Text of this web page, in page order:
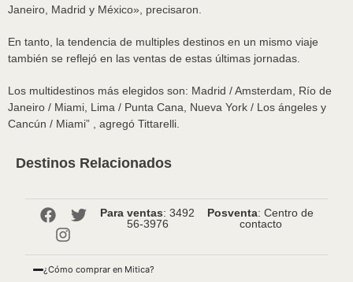
Janeiro, Madrid y México», precisaron.
En tanto, la tendencia de multiples destinos en un mismo viaje
también se reflejó en las ventas de estas últimas jornadas.
Los multidestinos más elegidos son: Madrid / Amsterdam, Río de
Janeiro / Miami, Lima / Punta Cana, Nueva York / Los ángeles y
Cancún / Miami” , agregó Tittarelli.
Destinos Relacionados
Para ventas: 3492
56-3976
Posventa: Centro de
contacto
¿Cómo comprar en Mitica?